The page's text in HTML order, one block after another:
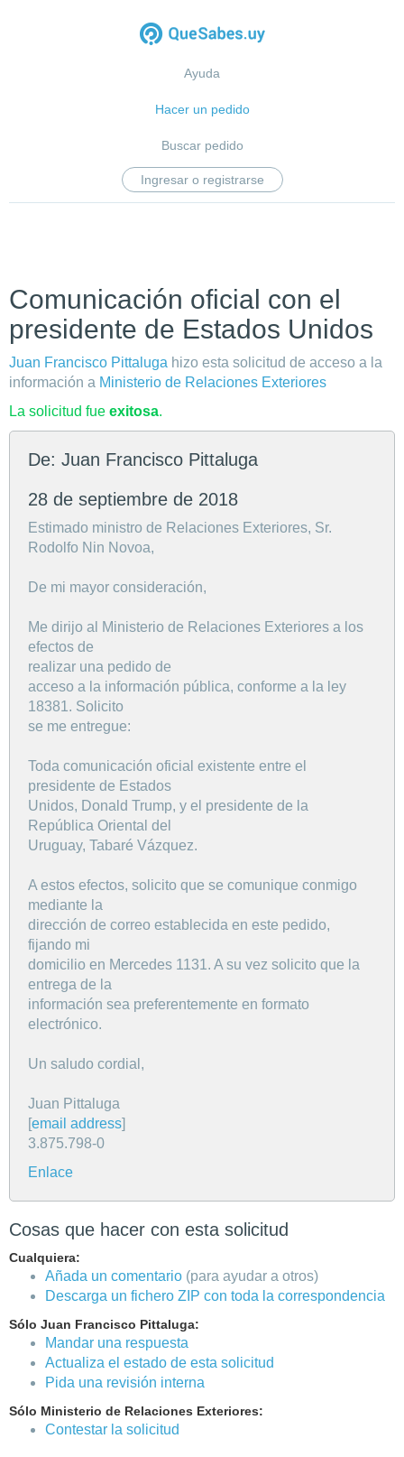
Ayuda
Hacer un pedido
Buscar pedido
Ingresar o registrarse
Comunicación oficial con el
presidente de Estados Unidos
Juan Francisco Pittaluga hizo esta solicitud de acceso a la
información a Ministerio de Relaciones Exteriores
La solicitud fue exitosa.
De: Juan Francisco Pittaluga
28 de septiembre de 2018
Estimado ministro de Relaciones Exteriores, Sr.
Rodolfo Nin Novoa,
De mi mayor consideración,
Me dirijo al Ministerio de Relaciones Exteriores a los
efectos de
realizar una pedido de
acceso a la información pública, conforme a la ley
18381. Solicito
se me entregue:
Toda comunicación oficial existente entre el
presidente de Estados
Unidos, Donald Trump, y el presidente de la
República Oriental del
Uruguay, Tabaré Vázquez.
A estos efectos, solicito que se comunique conmigo
mediante la
dirección de correo establecida en este pedido,
fijando mi
domicilio en Mercedes 1131. A su vez solicito que la
entrega de la
información sea preferentemente en formato
electrónico.
Un saludo cordial,
Juan Pittaluga
[email address]
3.875.798-0
Enlace
Cosas que hacer con esta solicitud
Cualquiera:
Añada un comentario (para ayudar a otros)
Descarga un fichero ZIP con toda la correspondencia
Sólo Juan Francisco Pittaluga:
Mandar una respuesta
Actualiza el estado de esta solicitud
Pida una revisión interna
Sólo Ministerio de Relaciones Exteriores:
Contestar la solicitud